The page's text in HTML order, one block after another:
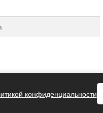
конфиденциальности